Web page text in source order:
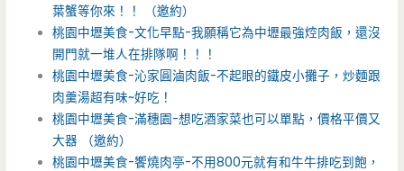
葉蟹等你來！！ （邀約）
桃園中壢美食-文化早點-我願稱它為中壢最強焢肉飯，還沒
開門就一堆人在排隊啊！！！
桃園中壢美食-沁家圓滷肉飯-不起眼的鐵皮小攤子，炒麵跟
肉羹湯超有味~好吃！
桃園中壢美食-滿穗園-想吃酒家菜也可以單點，價格平價又
大器 （邀約）
桃園中壢美食-饗燒肉亭-不用800元就有和牛牛排吃到飽，